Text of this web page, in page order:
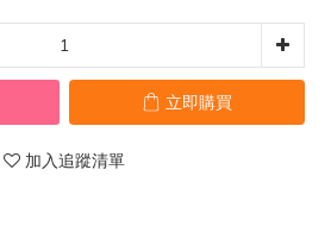
立即購買
加入追蹤清單